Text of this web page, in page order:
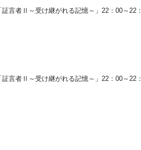
言者Ⅱ～受け継がれる記憶～」22：00～22：
言者Ⅱ～受け継がれる記憶～」22：00～22：